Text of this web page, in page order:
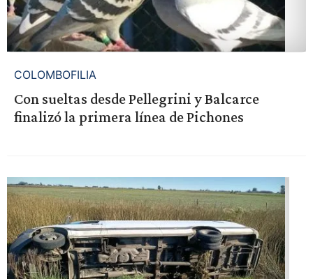
COLOMBOFILIA
Con sueltas desde Pellegrini y Balcarce
finalizó la primera línea de Pichones